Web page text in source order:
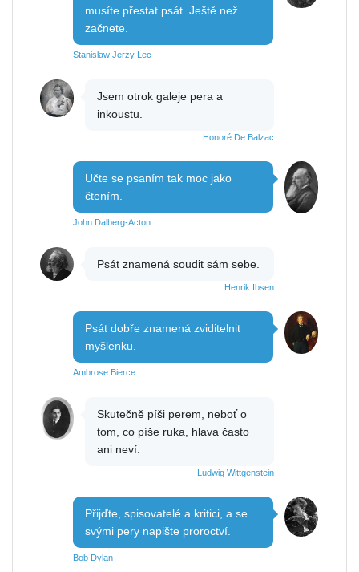
musíte přestat psát. Ještě než
začnete.
Stanisław Jerzy Lec
Jsem otrok galeje pera a
inkoustu.
Honoré De Balzac
Učte se psaním tak moc jako
čtením.
John Dalberg-Acton
Psát znamená soudit sám sebe.
Henrik Ibsen
Psát dobře znamená zviditelnit
myšlenku.
Ambrose Bierce
Skutečně píši perem, neboť o
tom, co píše ruka, hlava často
ani neví.
Ludwig Wittgenstein
Přijďte, spisovatelé a kritici, a se
svými pery napište proroctví.
Bob Dylan